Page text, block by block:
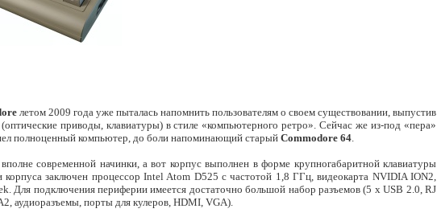
летом 2009 года уже пыталась напомнить пользователям о своем существовании, выпустив
приводы, клавиатуры) в стиле «компьютерного ретро». Сейчас же из-под «пера»
полноценный компьютер, до боли напоминающий старый Commodore 64.
современной начинки, а вот корпус выполнен в форме крупногабаритной клавиатуры
корпуса заключен процессор Intel Atom D525 с частотой 1,8 ГГц, видеокарта NVIDIA ION2,
Для подключения периферии имеется достаточно большой набор разъемов (5 х USB 2.0, RJ
аудиоразъемы, порты для кулеров, HDMI, VGA).